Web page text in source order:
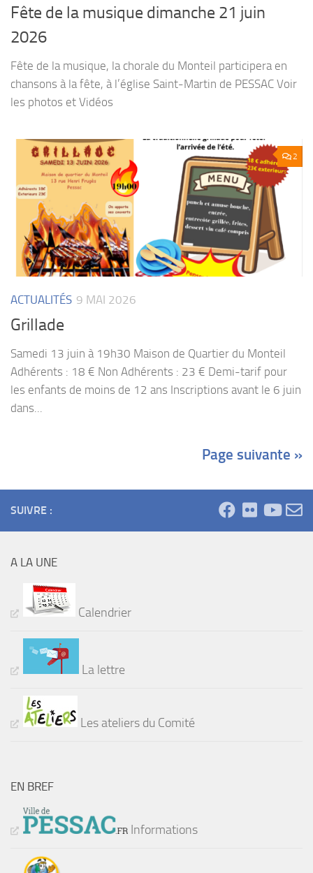
Fête de la musique dimanche 21 juin
2026
Fête de la musique, la chorale du Monteil participera en
chansons à la fête, à l’église Saint-Martin de PESSAC Voir
les photos et Vidéos
2
ACTUALITÉS 9 MAI 2026
Grillade
Samedi 13 juin à 19h30 Maison de Quartier du Monteil
Adhérents : 18 € Non Adhérents : 23 € Demi-tarif pour
les enfants de moins de 12 ans Inscriptions avant le 6 juin
dans...
Page suivante »
SUIVRE :
A LA UNE
Calendrier
La lettre
Les ateliers du Comité
EN BREF
Informations